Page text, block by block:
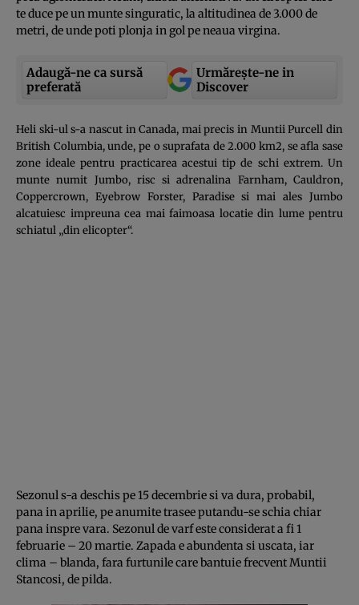
te duce pe un munte singuratic, la altitudinea de 3.000 de
metri, de unde poti plonja in gol pe neaua virgina.
Adaugă-ne ca sursă
preferată
Urmărește-ne in
Discover
Heli ski-ul s-a nascut in Canada, mai precis in Muntii Purcell din
British Columbia, unde, pe o suprafata de 2.000 km2, se afla sase
zone ideale pentru practicarea acestui tip de schi extrem. Un
munte numit Jumbo, risc si adrenalina Farnham, Cauldron,
Coppercrown, Eyebrow Forster, Paradise si mai ales Jumbo
alcatuiesc impreuna cea mai faimoasa locatie din lume pentru
schiatul „din elicopter“.
Sezonul s-a deschis pe 15 decembrie si va dura, probabil,
pana in aprilie, pe anumite trasee putandu-se schia chiar
pana inspre vara. Sezonul de varf este considerat a fi 1
februarie – 20 martie. Zapada e abundenta si uscata, iar
clima – blanda, fara furtunile care bantuie frecvent Muntii
Stancosi, de pilda.